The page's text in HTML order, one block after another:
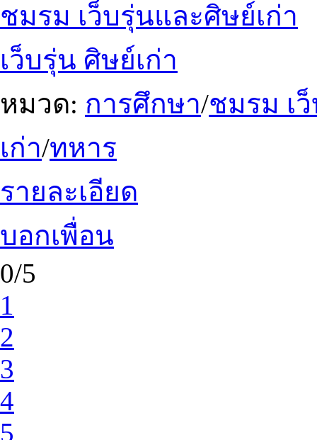
ชมรม เว็บรุ่นและศิษย์เก่า
เว็บรุ่น ศิษย์เก่า
หมวด: การศึกษา/ชมรม เ
เก่า/ทหาร
รายละเอียด
บอกเพื่อน
0/5
1
2
3
4
5